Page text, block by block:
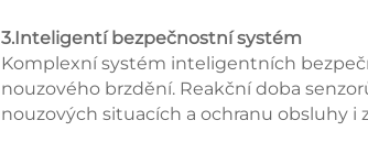
3.Inteligentí bezpečnostní systém
Komplexní systém inteligentních
nouzového brzdění. Reakční doba
nouzových situacích a ochranu obsluhy i